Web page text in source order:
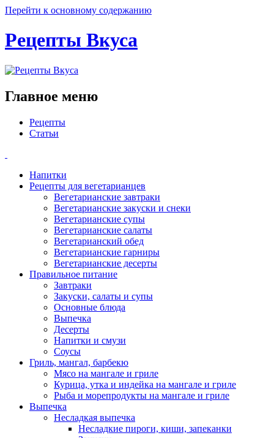
Перейти к основному содержанию
Рецепты Вкуса
Главное меню
Рецепты
Статьи
Напитки
Рецепты для вегетарианцев
Вегетарианские завтраки
Вегетарианские закуски и снеки
Вегетарианские супы
Вегетарианские салаты
Вегетарианский обед
Вегетарианские гарниры
Вегетарианские десерты
Правильное питание
Завтраки
Закуски, салаты и супы
Основные блюда
Выпечка
Десерты
Напитки и смузи
Соусы
Гриль, мангал, барбекю
Мясо на мангале и гриле
Курица, утка и индейка на мангале и гриле
Рыба и морепродукты на мангале и гриле
Выпечка
Несладкая выпечка
Несладкие пироги, киши, запеканки